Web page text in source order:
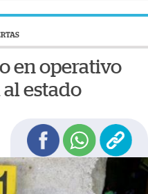
en operativo
estado